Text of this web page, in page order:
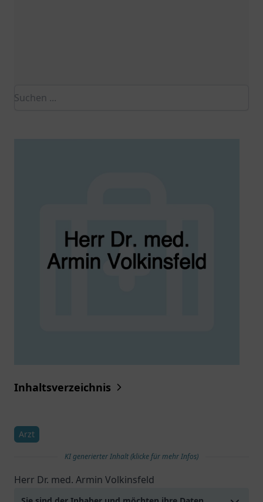
Inhaltsverzeichnis
Arzt
KI generierter Inhalt (klicke für mehr Infos)
Herr Dr. med. Armin Volkinsfeld